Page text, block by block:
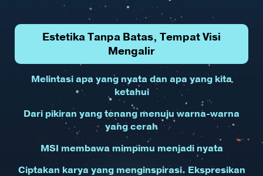
Estetika Tanpa Batas, Tempat Visi
Mengalir
Melintasi apa yang nyata dan apa yang kita
ketahui
Dari pikiran yang tenang menuju warna-warna
yang cerah
MSI membawa mimpimu menjadi nyata
Ciptakan karya yang menginspirasi. Ekspresikan